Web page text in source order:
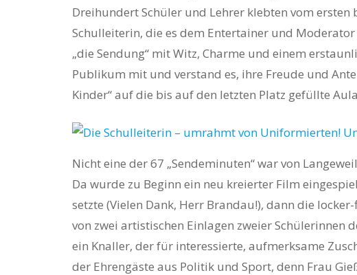
Dreihundert Schüler und Lehrer klebten vom ersten
Schulleiterin, die es dem Entertainer und
„die Sendung“ mit Witz, Charme und einem
Publikum mit und verstand es, ihre Freude und
Kinder“ auf die bis auf den letzten Platz gefüllte
Nicht eine der 67 „Sendeminuten“ war von
Da wurde zu Beginn ein neu kreierter Film
setzte (Vielen Dank, Herr Brandau!), dann die
von zwei artistischen Einlagen zweier Schülerinnen
ein Knaller, der für interessierte, aufmerksame
der Ehrengäste aus Politik und Sport, denn Frau